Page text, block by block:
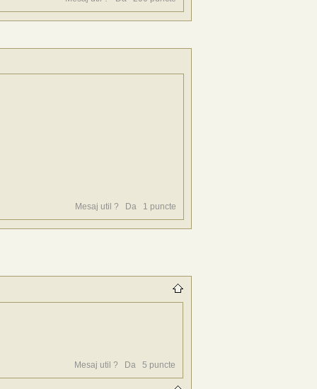
Mesaj util ? Da 1 puncte
Mesaj util ?
Da 5 puncte